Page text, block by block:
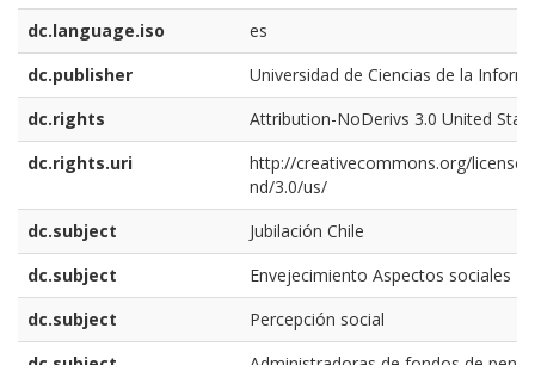
dc.language.iso
es
dc.publisher
Universidad de Ciencias de la
dc.rights
Attribution-NoDerivs 3.0 United
dc.rights.uri
http://creativecommons.org/
nd/3.0/us/
dc.subject
Jubilación Chile
dc.subject
Envejecimiento Aspectos sociales
dc.subject
Percepción social